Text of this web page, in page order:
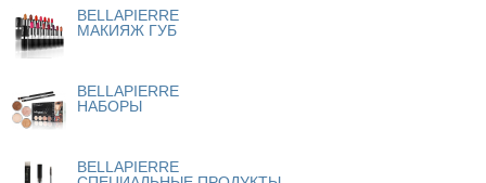
BELLAPIERRE
МАКИЯЖ ГУБ
BELLAPIERRE
НАБОРЫ
BELLAPIERRE